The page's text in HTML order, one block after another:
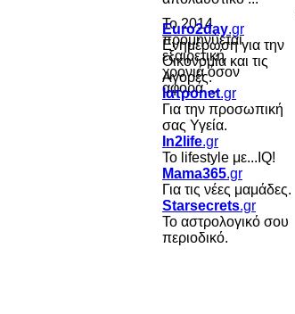
Το 2014
προμηνύεται
εξαιρετική
χρονιά όσον
αφορά ...
Euro2day.gr
Ενημέρωση για την
Οικονομία και τις
Αγορές.
Ιατροnet.gr
Για την προσωπική
σας Υγεία.
In2life.gr
Το lifestyle με...IQ!
Mama365.gr
Για τις νέες μαμάδες.
Starsecrets.gr
Το αστρολογικό σου
περιοδικό.